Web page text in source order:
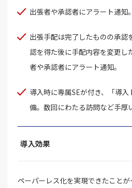
出張者や承認者にアラート通知。
出張手配は完了したものの承認
認を得た後に手配内容を変更し
者や承認者にアラート通知。
導入時に専属SEが付き、「導
備。数回にわたる訪問など手厚
導入効果
ペーパーレス化を実現できたこと